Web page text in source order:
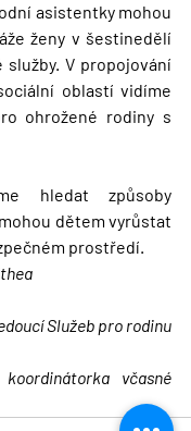
asistentky mohou
ženy v šestinedělí
V propojování
oblastí vidíme
ohrožené rodiny s
hledat způsoby
dětem vyrůstat
prostředí.
Služeb pro rodinu
včasné